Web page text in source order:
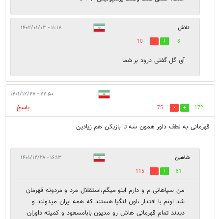
تلاش ۱۱:۱۸ - ۱۴۰۲/۰۱/۰۳
8
10
آی گل گفتی درود بر شما
۲۲:۵۰ - ۱۴۰۱/۱۲/۲۷
172
75
پاسخ
قهرمانی به لطف داور همون سه تا بازیکن هم زیادین
شاهین ۱۶:۱۳ - ۱۴۰۱/۱۲/۲۸
81
115
من سپاهانی م و دارم اینو میگم،استقلال مرد و مردونه قهرمان
شد اونم با اقتدار ،اون لنگیا هستند که همه ایران میدونند و
دیدند تمام قهرمانی هاش رو مدیون بابامسعود و کمیته داوران